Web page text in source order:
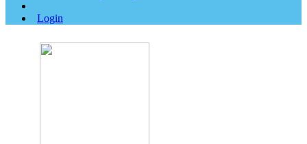
Login